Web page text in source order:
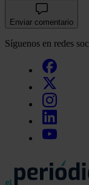
Enviar comentario
Síguenos en redes